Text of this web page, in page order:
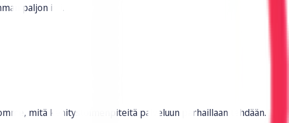
paljon irti.
mitä kehitystoimenpiteitä palveluun parhaillaan tehdään.